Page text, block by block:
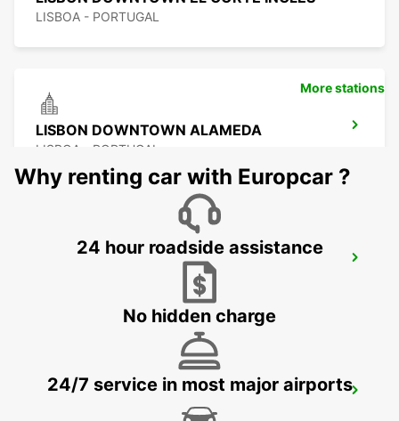
LISBOA - PORTUGAL
LISBON DOWNTOWN ALAMEDA
LISBOA - PORTUGAL
LISBON SANTA APOLONIA RRS
LISBON AIRPORT IKC *RY*
More stations
Why renting car with Europcar ?
24 hour roadside assistance
No hidden charge
24/7 service in most major airports